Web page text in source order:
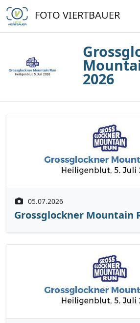
FOTO VIERTBAUER
2026
05.07.2026
Grossglockner Mountain